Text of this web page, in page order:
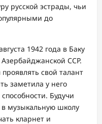
русской эстрады, чьи
до
1942 года в Баку
ССР.
свой талант
заметила у него
Будучи
музыкальную школу
кларнет и